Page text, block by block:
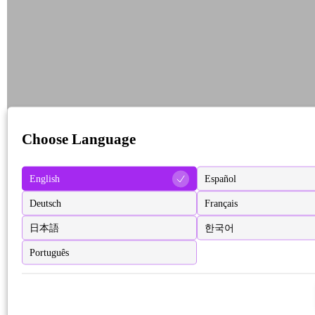
Choose Language
English Español
Deutsch Français
日本語 한국어
Português